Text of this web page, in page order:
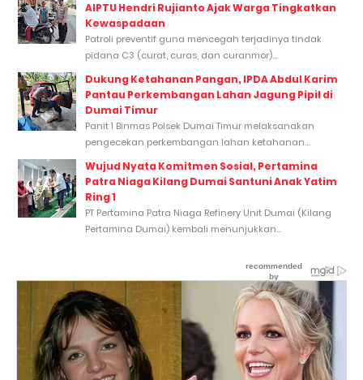
AIPTU Hendri Rujianto Ajak Warga Tingkatkan
Kewaspadaan
Patroli preventif guna mencegah terjadinya tindak
pidana C3 (curat, curas, dan curanmor)...
Dukung Ketahanan Pangan, IPDA Abdul Karim
Pantau Perkembangan Lahan Jagung Pipil di
Dumai Timur
Panit 1 Binmas Polsek Dumai Timur melaksanakan
pengecekan perkembangan lahan ketahanan...
Wujud Nyata Komitmen Sosial, Pertamina
Patra Niaga Kilang Dumai Santuni Anak Yatim
Ring 1
PT Pertamina Patra Niaga Refinery Unit Dumai (Kilang
Pertamina Dumai) kembali menunjukkan...